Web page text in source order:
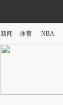
新闻 体育 NBA